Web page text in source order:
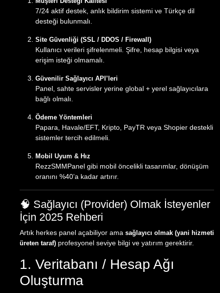
7/24 aktif destek, anlık bildirim sistemi ve Türkçe dil
desteği bulunmalı.
Site Güvenliği (SSL / DDOS / Firewall)
Kullanıcı verileri şifrelenmeli. Şifre, hesap bilgisi veya
erişim isteği olmamalı.
Güvenilir Sağlayıcı API’leri
Panel, sahte servisler yerine global + yerel sağlayıcılara
bağlı olmalı.
Ödeme Yöntemleri
Papara, Havale/EFT, Kripto, PayTR veya Shopier destekli
sistemler tercih edilmeli.
Mobil Uyum & Hız
RezzSMMPanel gibi mobil öncelikli tasarımlar, dönüşüm
oranını %40’a kadar artırır.
🧠 Sağlayıcı (Provider) Olmak İsteyenler
İçin 2025 Rehberi
Artık herkes panel açabiliyor ama sağlayıcı olmak (yani hizmeti
üreten taraf) profesyonel seviye bilgi ve yatırım gerektirir.
1. Veritabanı / Hesap Ağı
Oluşturma